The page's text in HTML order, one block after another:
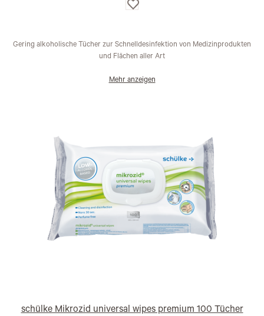
Auf
die
Gering alkoholische Tücher zur Schnelldesinfektion von Medizinprodukten
und Flächen aller Art
Mehr anzeigen
schülke Mikrozid universal wipes premium 100 Tücher